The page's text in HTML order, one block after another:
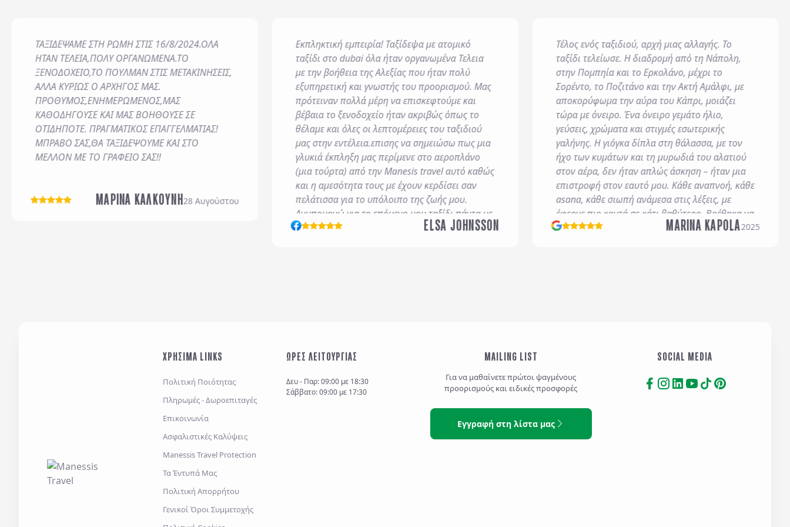
Η εταιρεία μας διατηρεί και επεξεργάζεται δεδομένα σύμφωνα με τον κανονισμό GDPR (EE 2016/679) και για όσο
χρονικό διάστημα απαιτείται προς εξυπηρέτηση κάθε έννομου συμφέροντος ή υποχρέωσης της και για την
θεμελίωση, άσκηση ή υποστήριξη νομικών αξιώσεων.
*Έχω διαβάσει και αποδέχομαι τουςόρους χρήσηςκαι τηνπολιτική απορρήτου
Γενικούς Όρους
Συμμετοχής
Επιθυμώ να λαμβάνω προσφορές μέσω e-mail, εφαρμογών επικοινωνίας ή/και sms.
Αποστολή
ΤΑΞΙΔΕΨΑΜΕ ΣΤΗ ΡΩΜΗ ΣΤΙΣ 16/8/2024.ΟΛΑ
ΗΤΑΝ ΤΕΛΕΙΑ,ΠΟΛΥ ΟΡΓΑΝΩΜΕΝΑ.ΤΟ
ΞΕΝΟΔΟΧΕΙΟ,ΤΟ ΠΟΥΛΜΑΝ ΣΤΙΣ ΜΕΤΑΚΙΝΗΣΕΙΣ,
ΑΛΛΑ ΚΥΡΙΩΣ Ο ΑΡΧΗΓΟΣ ΜΑΣ.
ΠΡΟΘΥΜΟΣ,ΕΝΗΜΕΡΩΜΕΝΟΣ,ΜΑΣ
ΚΑΘΟΔΗΓΟΥΣΕ ΚΑΙ ΜΑΣ ΒΟΗΘΟΥΣΕ ΣΕ
ΟΤΙΔΗΠΟΤΕ. ΠΡΑΓΜΑΤΙΚΟΣ ΕΠΑΓΓΕΛΜΑΤΙΑΣ!
ΜΠΡΑΒΟ ΣΑΣ,ΘΑ ΤΑΞΙΔΕΨΟΥΜΕ ΚΑΙ ΣΤΟ
ΜΕΛΛΟΝ ΜΕ ΤΟ ΓΡΑΦΕΙΟ ΣΑΣ!!
ΜΑΡΙΝΑ ΚΑΛΚΟΥΝΗ 28 Αυγούστου
Εκπληκτική εμπειρία! Ταξίδεψα με ατομικό
ταξίδι στο dubai όλα ήταν οργανωμένα Τελεια
με την βοήθεια της Αλεξίας που ήταν πολύ
εξυπηρετική και γνωστής του προορισμού. Μας
πρότειναν πολλά μέρη να επισκεφτούμε και
βέβαια το ξενοδοχείο ήταν ακριβώς όπως το
θέλαμε και όλες οι λεπτομέρειες του ταξιδιού
μας στην εντέλεια.επισης να σημειώσω πως μια
γλυκιά έκπληξη μας περίμενε στο αεροπλάνο
(μια τούρτα) από την Manesis travel αυτό καθώς
και η αμεσότητα τους με έχουν κερδίσει σαν
πελάτισσα για το υπόλοιπο της ζωής μου.
Ανυπομονώ για το επόμενο μου ταξίδι πάντα με
Manesis!
ELSA JOHNSSON
Τέλος ενός ταξιδιού, αρχή μιας αλλαγής. Το
ταξίδι τελείωσε. Η διαδρομή από τη Νάπολη,
στην Πομπηία και το Ερκολάνο, μέχρι το
Σορέντο, το Ποζιτάνο και την Ακτή Αμάλφι, με
αποκορύφωμα την αύρα του Κάπρι, μοιάζει
τώρα με όνειρο. Ένα όνειρο γεμάτο ήλιο,
γεύσεις, χρώματα και στιγμές εσωτερικής
γαλήνης. Η γιόγκα δίπλα στη θάλασσα, με τον
ήχο των κυμάτων και τη μυρωδιά του αλατιού
στον αέρα, δεν ήταν απλώς άσκηση – ήταν μια
επιστροφή στον εαυτό μου. Κάθε αναπνοή, κάθε
asana, κάθε σιωπή ανάμεσα στις λέξεις, με
έφερνε πιο κοντά σε κάτι βαθύτερο. Βρέθηκα να
περπατώ στα στενά της Πομπηίας, να αγγίζω το
έγινε φλόγα. Κι η φλόγα αυτή είναι η σπίθα για
είναι και μια αρχή.
MARINA KAPOLA2025
ΧΡΗΣΙΜΑ LINKS
Πολιτική Ποιότητας
Πληρωμές - Δωροεπιταγές
Επικοινωνία
Ασφαλιστικές Καλύψεις
Manessis Travel Protection
Τα Έντυπά Μας
Πολιτική Απορρήτου
Γενικοί Όροι Συμμετοχής
ΩΡΕΣ ΛΕΙΤΟΥΡΓΙΑΣ
Δευ - Παρ: 09:00 με 18:30
Σάββατο: 09:00 με 17:30
MAILING LIST
Για να μαθαίνετε πρώτοι ψαγμένους
προορισμούς και ειδικές προσφορές
Εγγραφή στη λίστα μας
SOCIAL MEDIA